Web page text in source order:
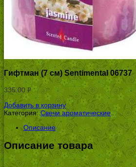
Гифтман (7 см) Sentimental 06737
335.00 Р
УБ.
Добавить в корзину
Категория:Свечи ароматические.
Описание
Описание товара